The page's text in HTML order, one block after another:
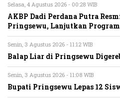
Selasa, 4 Agustus 2026 - 00:28 WIB
AKBP Dadi Perdana Putra
Pringsewu, Lanjutkan
Senin, 3 Agustus 2026 - 11:12 WIB
Balap Liar di Pringsewu
Senin, 3 Agustus 2026 - 11:08 WIB
Bupati Pringsewu Lepas 12